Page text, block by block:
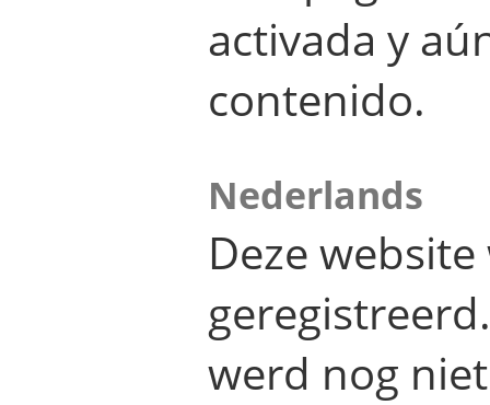
activada y
contenido.
Nederlands
Deze
werd nog